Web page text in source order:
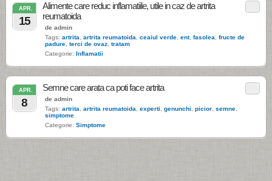
APR.
15
Alimente care reduc inflamatiile, utile in caz de artrita
reumatoida
de admin
Tags: artrita artrita reumatoida ceaiul verde ent, fasolea
fructe de
padure terci de ovaz tratam
Categorie: Inflamatii
APR.
8
Semne care arata ca poti face artrita
de admin
Tags: artrita artrita reumatoida experti genunchi picior semne
simptome
Categorie: Simptome